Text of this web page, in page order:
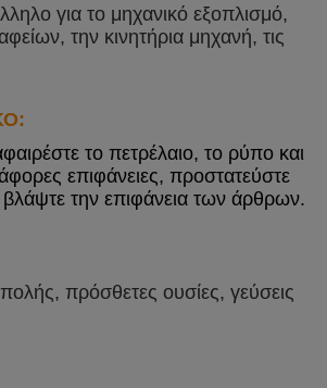
για το μηχανικό εξοπλισμό,
την κινητήρια μηχανή, τις
το πετρέλαιο, το ρύπο και
επιφάνειες, προστατεύστε
την επιφάνεια των άρθρων.
πρόσθετες ουσίες, γεύσεις